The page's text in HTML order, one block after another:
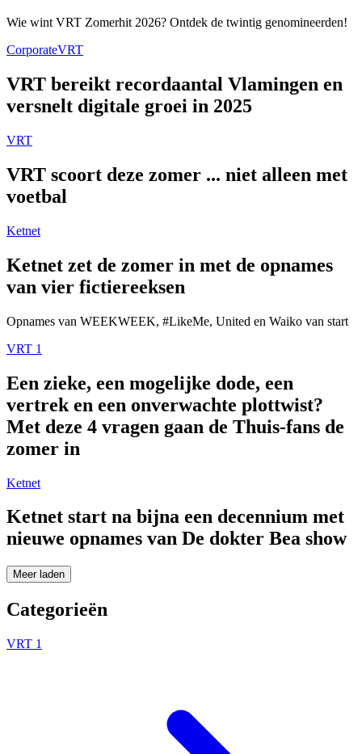
Wie wint VRT Zomerhit 2026? Ontdek de twintig genomineerden!
CorporateVRT
VRT bereikt recordaantal Vlamingen en
versnelt digitale groei in 2025
VRT
VRT scoort deze zomer ... niet alleen met
voetbal
Ketnet
Ketnet zet de zomer in met de opnames
van vier fictiereeksen
Opnames van WEEKWEEK, #LikeMe, United en Waiko van start
VRT 1
Een zieke, een mogelijke dode, een
vertrek en een onverwachte plottwist?
Met deze 4 vragen gaan de Thuis-fans de
zomer in
Ketnet
Ketnet start na bijna een decennium met
nieuwe opnames van De dokter Bea show
Meer laden
Categorieën
VRT 1